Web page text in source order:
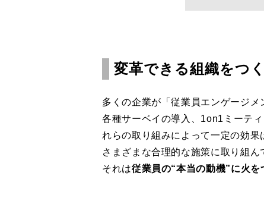
変革できる組織をつ
多くの企業が「従業員エンゲージ
各種サーベイの導入、1on1ミーテ
れらの取り組みによって一定の効
さまざまな合理的な施策に取り組ん
それは従業員の“本当の動機”に火